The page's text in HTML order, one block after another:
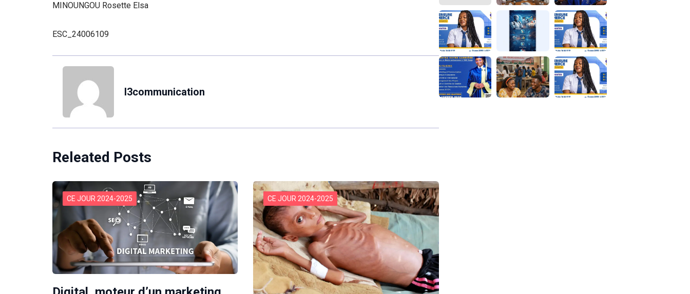
MINOUNGOU Rosette Elsa
ESC_24006109
l3communication
Releated Posts
CE JOUR 2024-2025 CE JOUR 2024-2025